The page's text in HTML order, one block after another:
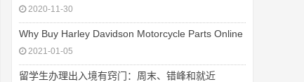
2020-11-30
Why Buy Harley Davidson Motorcycle Parts Online
2021-01-05
留学生办理出入境有窍门：周末、错峰和就近